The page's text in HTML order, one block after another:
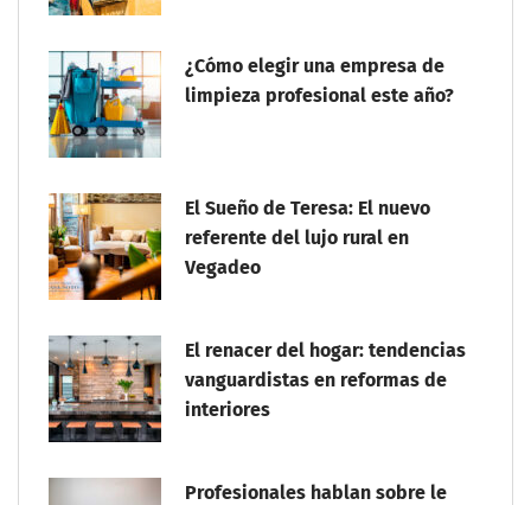
¿Cómo elegir una empresa de
limpieza profesional este año?
El Sueño de Teresa: El nuevo
referente del lujo rural en
Vegadeo
El renacer del hogar: tendencias
vanguardistas en reformas de
interiores
Profesionales hablan sobre le